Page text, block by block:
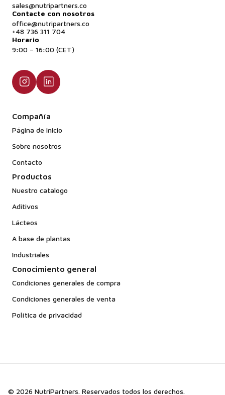
sales@nutripartners.co
Contacte con nosotros
office@nutripartners.co
+48 736 311 704
Horario
9:00 – 16:00 (CET)
Compañía
Página de inicio
Sobre nosotros
Contacto
Productos
Nuestro catalogo
Aditivos
Lácteos
A base de plantas
Industriales
Conocimiento general
Condiciones generales de compra
Condiciones generales de venta
Política de privacidad
© 2026 NutriPartners. Reservados todos los derechos.